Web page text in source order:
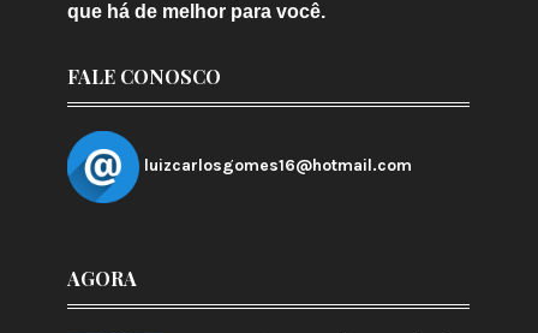
que há de melhor para você.
FALE CONOSCO
luizcarlosgomes16@hotmail.com
AGORA